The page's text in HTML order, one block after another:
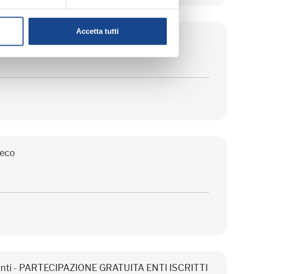
Accetta tutti
PARTECIPAZIONE GRATUITA ENTI ISCRITTI